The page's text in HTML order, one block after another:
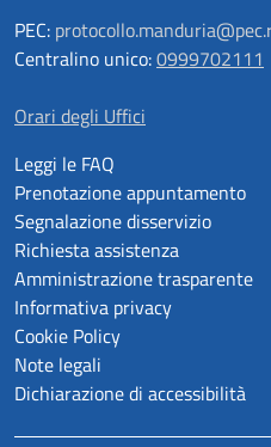
PEC:
Centralino unico:0999702111
Orari degli Uffici
Leggi le FAQ
Prenotazione appuntamento
Segnalazione disservizio
Richiesta assistenza
Amministrazione trasparente
Informativa privacy
Cookie Policy
Note legali
Dichiarazione di accessibilità